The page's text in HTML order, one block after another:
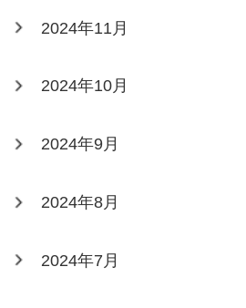
2024年11月
2024年10月
2024年9月
2024年8月
2024年7月